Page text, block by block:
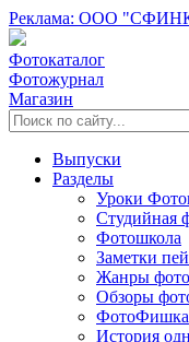
Реклама: ООО
Фотокаталог
Фотожурнал
Магазин
Выпуски
Разделы
Уроки
Студийная
Фотошкола
Заметки
Жанры
Обзоры
ФотоФишка
История